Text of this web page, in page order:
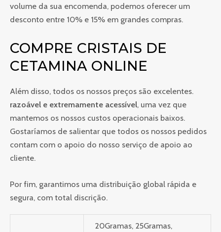
volume da sua encomenda, podemos oferecer um
desconto entre 10% e 15% em grandes compras.
COMPRE CRISTAIS DE
CETAMINA ONLINE
Além disso, todos os nossos preços são excelentes.
razoável e extremamente acessível, uma vez que
mantemos os nossos custos operacionais baixos.
Gostaríamos de salientar que todos os nossos pedidos
contam com o apoio do nosso serviço de apoio ao
cliente.
Por fim, garantimos uma distribuição global rápida e
segura, com total discrição.
20Gramas, 25Gramas,